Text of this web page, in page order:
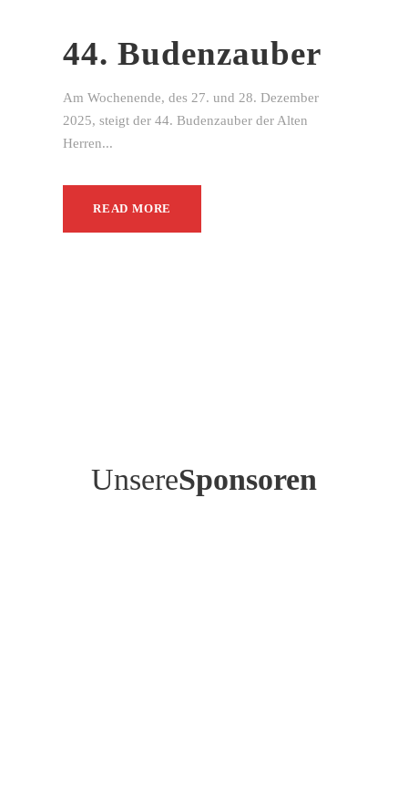
44. Budenzauber
Am Wochenende, des 27. und 28. Dezember
2025, steigt der 44. Budenzauber der Alten
Herren...
READ MORE
UnsereSponsoren